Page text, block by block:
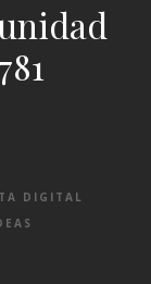
DIGITAL